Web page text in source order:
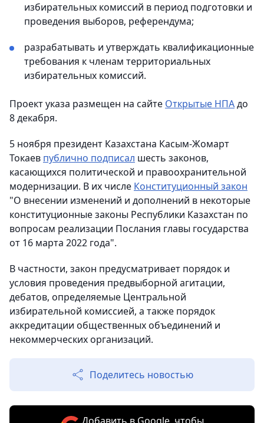
избирательных комиссий в период подготовки и
проведения выборов, референдума;
разрабатывать и утверждать квалификационные
требования к членам территориальных
избирательных комиссий.
Проект указа размещен на сайте Открытые НПАдо
8 декабря.
5 ноября президент Казахстана Касым-Жомарт
Токаев публично подписал шесть законов,
касающихся политической и правоохранительной
модернизации. В их числе Конституционный закон
"О внесении изменений и дополнений в некоторые
конституционные законы Республики Казахстан по
вопросам реализации Послания главы государства
от 16 марта 2022 года".
В частности, закон предусматривает порядок и
условия проведения предвыборной агитации,
дебатов, определяемые Центральной
избирательной комиссией, а также порядок
аккредитации общественных объединений и
некоммерческих организаций.
Поделитесь новостью